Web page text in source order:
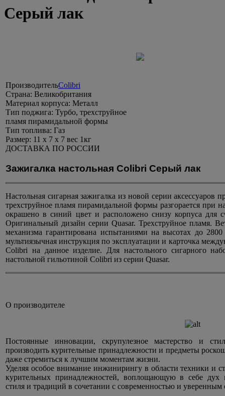
Серый лак
ПроизводительColibri
Страна: Великобритания
Материал корпуса: Металл
Тип поджига: Турбо, трехструйное
пламя пирамидальной формы
Тип топлива: Газ
Размер: 11 х 7 х 7 вес 1кг
ДОСТАВКА ПО РОССИИ
Зажигалка настольная Colibri Серый лак
Настольная сигарная зажигалка из новой серии
трехструйное пламя пирамидальной формы разгорается при
окрашено в синий цвет и расположено снизу корпуса для
Оригинальный дизайн серии Quasar. Трехструйное пламя.
механизма гарантирована испытаниями на высотах до
мультиязычная инструкция по эксплуатации и карточка
Colibri на данное изделие. Для настольного сигарного
настольной гильотиной Colibri из серии Quasar.
О производителе
Постоянные инновации, скрупулезное мастерство и
производить курительные принадлежности и предметы
даже стремиться к лучшим моментам жизни.
Уделяя особое внимание инжинирингу в области техники и
курительных принадлежностей, воплощающую в себе дух
стиля и традиций в сочетании с современностью и